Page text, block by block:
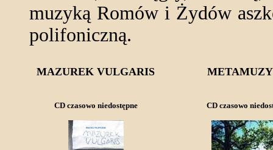
muzyką Romów i Żydów
polifoniczną.
MAZUREK VULGARIS
CD czasowo niedostępne CD czasowo